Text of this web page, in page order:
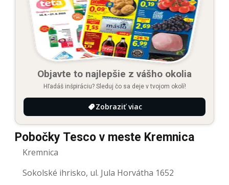
Objavte to najlepšie z vášho okolia
Hľadáš inšpiráciu? Sleduj čo sa deje v tvojom okolí!
Zobraziť viac
Pobočky Tesco v meste Kremnica
Kremnica
Sokolské ihrisko, ul. Jula Horvátha 1652